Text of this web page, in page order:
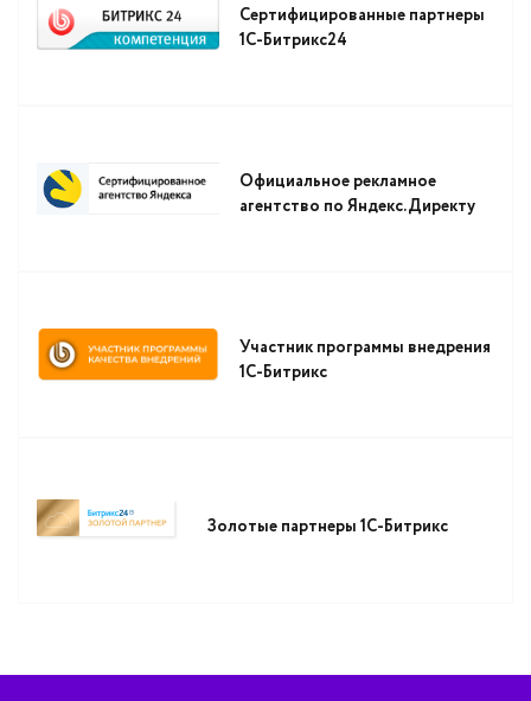
Сертифицированные партнеры
1С-Битрикс24
Официальное рекламное
агентство по Яндекс.Директу
Участник программы внедрения
1С-Битрикс
Золотые партнеры 1С-Битрикс